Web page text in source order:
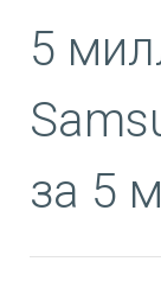
5
за 5